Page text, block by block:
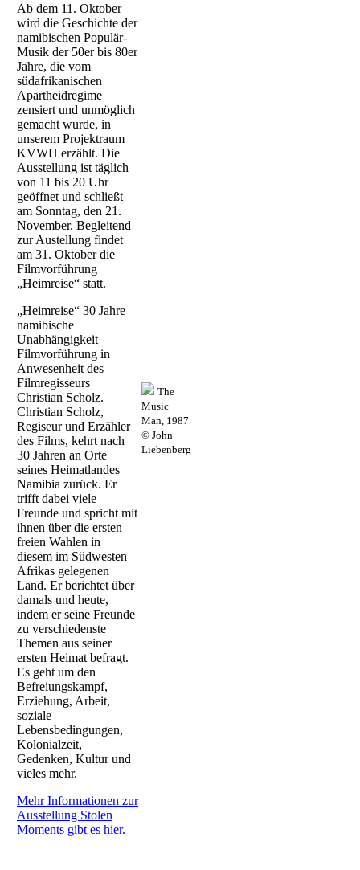
Ab dem 11. Oktober
wird die Geschichte der
namibischen Populär-
Musik der 50er bis 80er
Jahre, die vom
südafrikanischen
Apartheidregime
zensiert und unmöglich
gemacht wurde, in
unserem Projektraum
KVWH erzählt. Die
Ausstellung ist täglich
von 11 bis 20 Uhr
geöffnet und schließt
am Sonntag, den 21.
November. Begleitend
zur Austellung findet
am 31. Oktober die
Filmvorführung
„Heimreise“ statt.
„Heimreise“ 30 Jahre
namibische
Unabhängigkeit
Filmvorführung in
Anwesenheit des
Filmregisseurs
Christian Scholz.
Christian Scholz,
Regiseur und Erzähler
des Films, kehrt nach
30 Jahren an Orte
seines Heimatlandes
Namibia zurück. Er
trifft dabei viele
Freunde und spricht mit
ihnen über die ersten
freien Wahlen in
diesem im Südwesten
Afrikas gelegenen
Land. Er berichtet über
damals und heute,
indem er seine Freunde
zu verschiedenste
Themen aus seiner
ersten Heimat befragt.
Es geht um den
Befreiungskampf,
Erziehung, Arbeit,
soziale
Lebensbedingungen,
Kolonialzeit,
Gedenken, Kultur und
vieles mehr.
Mehr Informationen zur
Ausstellung Stolen
Moments gibt es hier.
The
Music
Man, 1987
© John
Liebenberg